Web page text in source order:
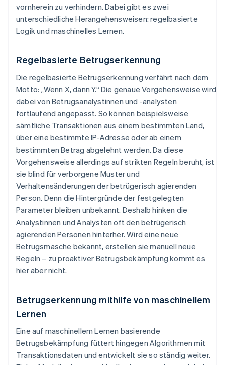
vornherein zu verhindern. Dabei gibt es zwei
unterschiedliche Herangehensweisen: regelbasierte
Logik und maschinelles Lernen.
Regelbasierte Betrugserkennung
Die regelbasierte Betrugserkennung verfährt nach dem
Motto: „Wenn X, dann Y.“ Die genaue Vorgehensweise wird
dabei von Betrugsanalystinnen und -analysten
fortlaufend angepasst. So können beispielsweise
sämtliche Transaktionen aus einem bestimmten Land,
über eine bestimmte IP-Adresse oder ab einem
bestimmten Betrag abgelehnt werden. Da diese
Vorgehensweise allerdings auf strikten Regeln beruht, ist
sie blind für verborgene Muster und
Verhaltensänderungen der betrügerisch agierenden
Person. Denn die Hintergründe der festgelegten
Parameter bleiben unbekannt. Deshalb hinken die
Analystinnen und Analysten oft den betrügerisch
agierenden Personen hinterher. Wird eine neue
Betrugsmasche bekannt, erstellen sie manuell neue
Regeln – zu proaktiver Betrugsbekämpfung kommt es
hier aber nicht.
Betrugserkennung mithilfe von maschinellem
Lernen
Eine auf maschinellem Lernen basierende
Betrugsbekämpfung füttert hingegen Algorithmen mit
Transaktionsdaten und entwickelt sie so ständig weiter.